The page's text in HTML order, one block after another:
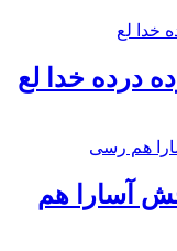
درده خدا لع
آسارا هم